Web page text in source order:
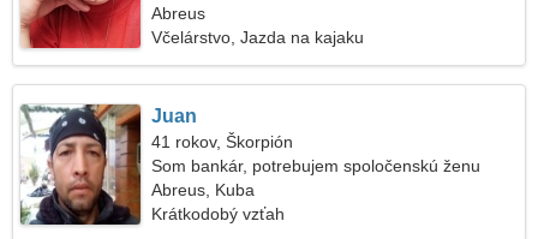
Abreus
Včelárstvo, Jazda na kajaku
Juan
41 rokov, Škorpión
Som bankár, potrebujem spoločenskú ženu
Abreus, Kuba
Krátkodobý vzťah